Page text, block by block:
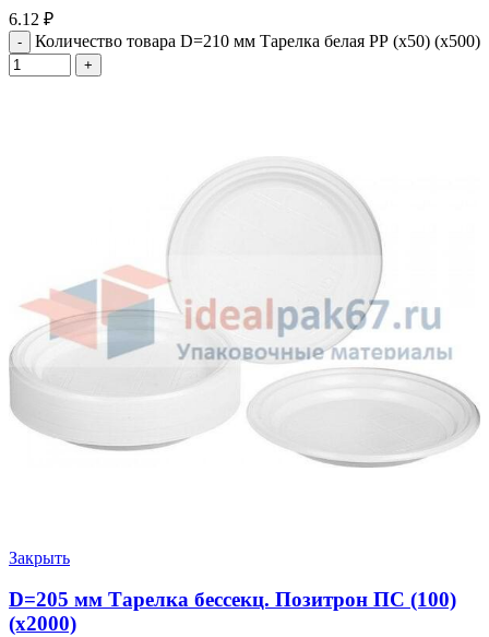
6.12 ₽
Количество товара D=210 мм Тарелка белая PР (х50) (х500)
Закрыть
D=205 мм Тарелка бессекц. Позитрон ПС (100)
(х2000)